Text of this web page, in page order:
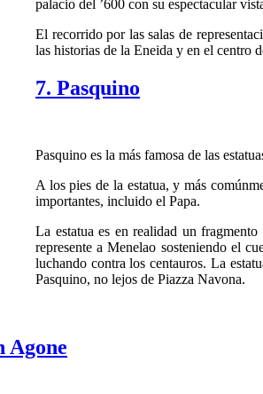
palacio del ’600 con su espectacular
El recorrido por las salas de
las historias de la Eneida y en el centro
7. Pasquino
Pasquino es la más famosa de las
A los pies de la estatua, y más
importantes, incluido el Papa.
La estatua es en realidad un
represente a Menelao sosteniendo el
luchando contra los centauros. La
Pasquino, no lejos de Piazza Navona.
Agone